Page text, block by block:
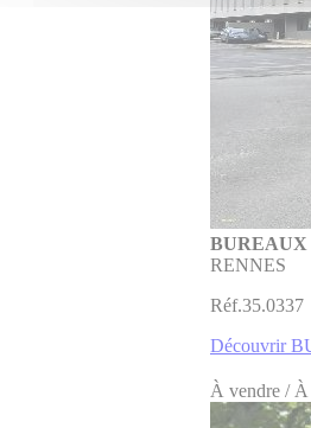
BUREAUX
RENNES
Réf.35.0337
Découvrir
À vendre /